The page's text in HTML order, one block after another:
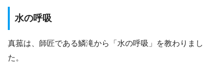
水の呼吸
真菰は、師匠である鱗滝から「水の呼吸」を教わりまし
た。